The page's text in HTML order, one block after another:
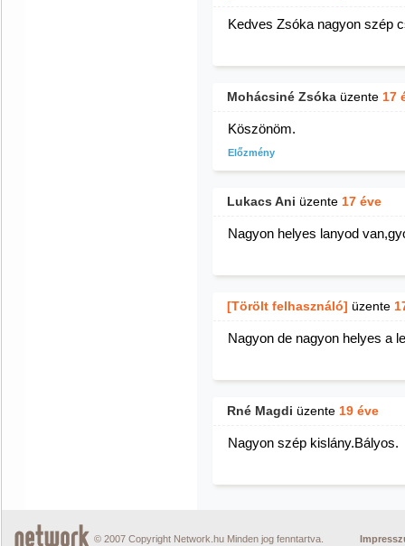
Kedves Zsóka nagyon szép
Mohácsiné Zsóka üzente 17
Köszönöm.
Előzmény
Lukacs Ani üzente 17 éve
Nagyon helyes lanyod
[Törölt felhasználó] üzente
Nagyon de nagyon helyes a
Rné Magdi üzente 19 éve
Nagyon szép kislány.Bályos.
© 2007 Copyright Network.hu Minden jog fenntartva.